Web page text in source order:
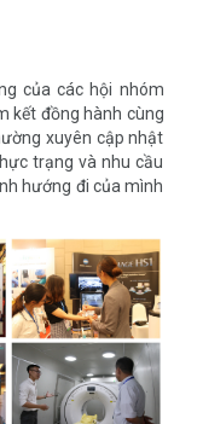
của các hội nhóm
kết đồng hành cùng
xuyên cập nhật
trạng và nhu cầu
hướng đi của mình